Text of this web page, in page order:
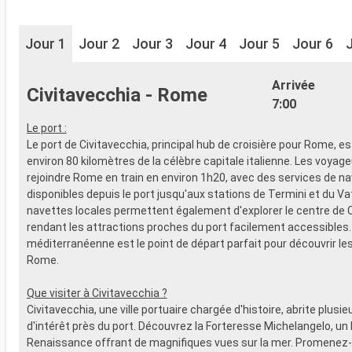
Jour 1 Jour 2 Jour 3 Jour 4 Jour 5 Jour 6
Civitavecchia - Rome
Arrivée
7:00
Le port :
Le port de Civitavecchia, principal hub de croisière pour Rome,
environ 80 kilomètres de la célèbre capitale italienne. Les
rejoindre Rome en train en environ 1h20, avec des services de
disponibles depuis le port jusqu'aux stations de Termini et du
navettes locales permettent également d'explorer le centre de
rendant les attractions proches du port facilement
méditerranéenne est le point de départ parfait pour découvrir
Rome.
Que visiter à Civitavecchia ?
Civitavecchia, une ville portuaire chargée d'histoire, abrite
d'intérêt près du port. Découvrez la Forteresse Michelangelo, un
Renaissance offrant de magnifiques vues sur la mer.